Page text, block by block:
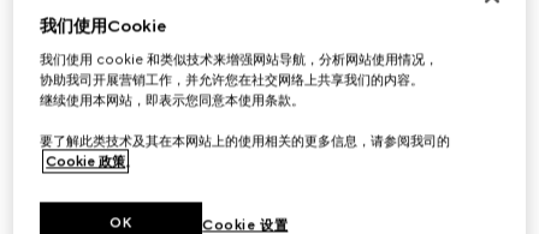
我们使用Cookie
我们使用 cookie 和类似技术来增强网站导航，分析网站使用情况，
协助我司开展营销工作，并允许您在社交网络上共享我们的内容。
继续使用本网站，即表示您同意本使用条款。
要了解此类技术及其在本网站上的使用相关的更多信息，请参阅我司的
Cookie 政策。
Cookie 设置
OK